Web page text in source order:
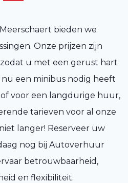
bieden we
Onze prijzen zijn
u met een gerust hart
een minibus nodig heeft
voor een langdurige huur,
tarieven voor al onze
langer! Reserveer uw
nog bij Autoverhuur
betrouwbaarheid,
en flexibiliteit.